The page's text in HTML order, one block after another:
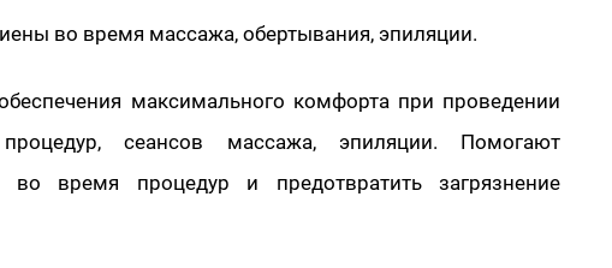
во время массажа, обертывания, эпиляции.
максимального комфорта при проведении
процедур, сеансов массажа, эпиляции. Помогают
во время процедур и предотвратить загрязнение